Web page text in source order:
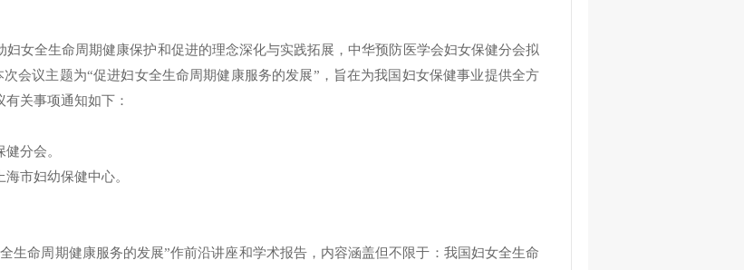
女全生命周期健康保护和促进的理念深化与实践拓展，中华预防医学会妇女保健分会拟
会议主题为“促进妇女全生命周期健康服务的发展”，旨在为我国妇女保健事业提供全方
关事项通知如下：
分会。
市妇幼保健中心。
生命周期健康服务的发展”作前沿讲座和学术报告，内容涵盖但不限于：我国妇女全生命